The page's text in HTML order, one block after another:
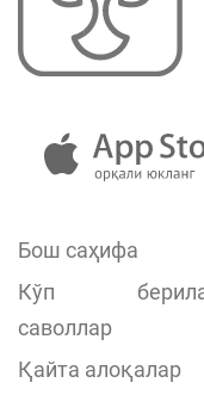
Бош саҳифа
Кўп
саволлар
Қайта алоқалар